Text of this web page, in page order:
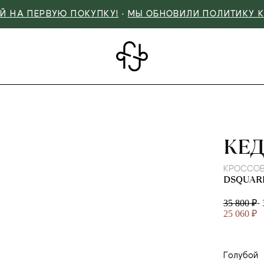
НА ПЕРВУЮ ПОКУПКУ! • МЫ ОБНОВИЛИ ПОЛИТИКУ
35 800 ₽-
25 060 ₽
Голубой